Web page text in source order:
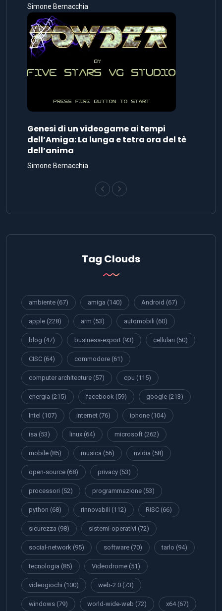
Simone Bernacchia
Genesi di un videogame ai tempi
dell’Amiga: La lunga e tetra ora del tè
dell’anima
Simone Bernacchia
Tag Clouds
ambiente (67) amiga (140) Android (67)
apple (228) arm (53) automobili (60)
blog (47) business-export (93) cellulari (50)
CISC (64) commodore (61)
computer architecture (57) cpu (115)
energia (215) facebook (59) google (213)
Intel (107) internet (76) iphone (104)
isa (53) linux (64) microsoft (262)
mobile (85) musica (56) nvidia (58)
open-source (68) privacy (53)
processori (52) programmazione (53)
python (68) rinnovabili (112) RISC (66)
sicurezza (98) sistemi-operativi (72)
social-network (95) software (70) tarlo (94)
tecnologia (85) Videodrome (51)
videogiochi (100) web-2.0 (73)
windows (79) world-wide-web (72) x64(67)